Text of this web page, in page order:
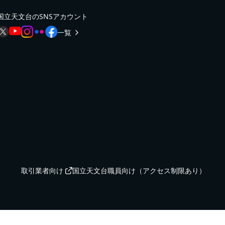
立天文台のSNSアカウント
一覧
取引業者向け 国立天文台職員向け（アクセス制限あり）